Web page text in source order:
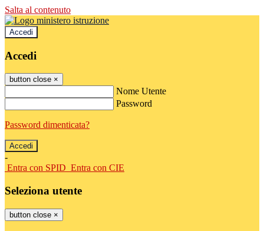
Salta al contenuto
Accedi
Accedi
button close ×
Nome Utente
Password
Password dimenticata?
-
Entra con SPID Entra con CIE
Seleziona utente
button close ×